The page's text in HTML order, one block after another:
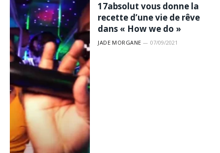
17absolut vous donne la
recette d’une vie de rêve
dans « How we do »
JADE MORGANE 07/09/2021